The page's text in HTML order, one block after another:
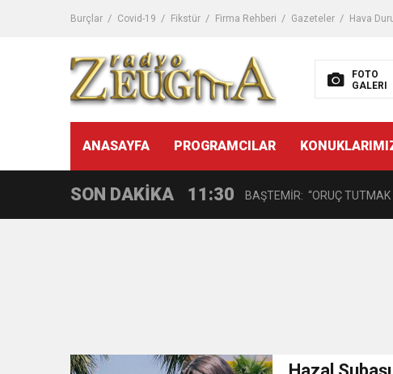
Burçlar Covid-19 Fikstür Firma Rehberi Gazeteler Hava
FOTO
GALERI
ANASAYFA PROGRAMCILAR
SON DAKİKA
14:08 Gaziantep FK o yıldızı getiriyor
11:59 GÖĞÜS HASTALIKLARI
11:30 BAŞTEMİR: “ORUÇ TUTMAK